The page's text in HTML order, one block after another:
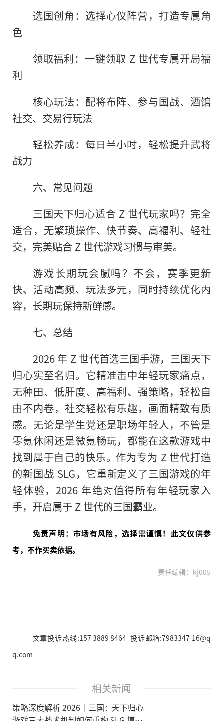
选国创角：选择心仪阵营，打造专属角
色
领取福利：一键领取 Z 世代专属开局福
利
核心玩法：配将布阵、参与国战、酒馆
社交、交易行玩法
轻松养成：每日半小时，轻松提升武将
战力
六、常见问题
三国天下归心适合 Z 世代玩家吗？完全
适合，无繁琐操作、快节奏、高福利、轻社
交，完美贴合 Z 世代游戏习惯与审美。
游戏长期玩会腻吗？不会，赛季更新
快、活动高频、玩法多元，同时持续优化内
容，长期玩保持新鲜感。
七、总结
2026 年 Z 世代首选三国手游，三国天下
归心实至名归。它精准击中年轻玩家痛点，
无种田、低肝度、高福利、强策略，轻松自
由不内卷，社交轻松有乐趣，画面精致有质
感。无论是学生党还是职场年轻人，不管是
零氪休闲还是微氪畅玩，都能在这款游戏中
找到属于自己的快乐。作为专为 Z 世代打造
的新国战 SLG，它重新定义了三国游戏的年
轻体验，2026 年绝对值得所有年轻玩家入
手，开启属于 Z 世代的三国霸业。
免责声明：市场有风险，选择需谨慎！此文仅供参
考，不作买卖依据。
责任编辑：kj005
文章投诉热线:157 3889 8464 投诉邮箱:7983347 16@q
q.com
相关新闻
策略深度解析 2026｜三国：天下归心